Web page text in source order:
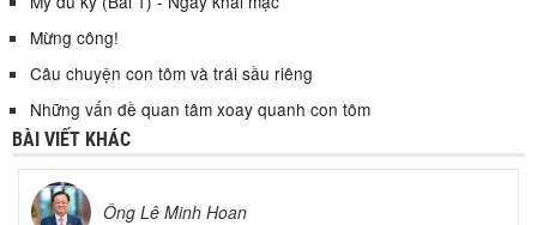
Mừng công!
Câu chuyện con tôm và trái sầu riêng
Những vấn đề quan tâm xoay quanh con tôm
BÀI VIẾT KHÁC
Ông Lê Minh Hoan